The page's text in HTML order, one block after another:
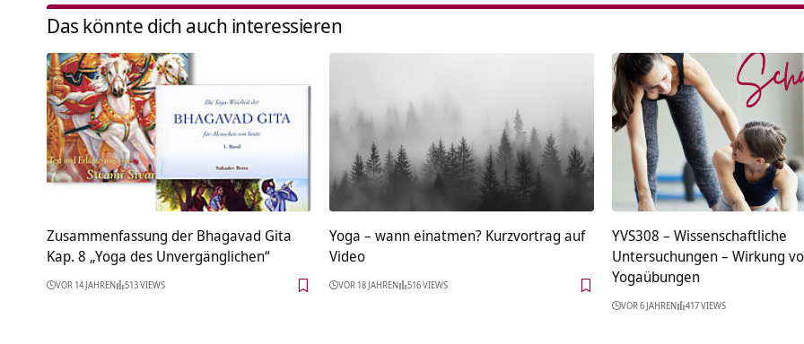
Das könnte dich auch interessieren
Zusammenfassung der Bhagavad Gita
Kap. 8 „Yoga des Unvergänglichen“
VOR 14 JAHREN 513 VIEWS
Yoga – wann einatmen? Kurzvortrag auf
Video
VOR 18 JAHREN 516 VIEWS
YVS308 – Wissenschaftliche
Untersuchungen – Wirkung
Yogaübungen
VOR 6 JAHREN 417 VIEWS